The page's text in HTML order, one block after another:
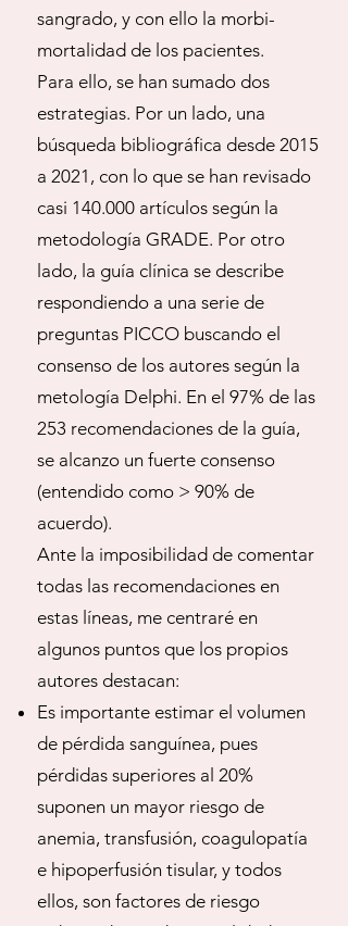
sangrado, y con ello la morbi-
mortalidad de los pacientes.
Para ello, se han sumado dos
estrategias. Por un lado, una
búsqueda bibliográfica desde 2015
a 2021, con lo que se han revisado
casi 140.000 artículos según la
metodología GRADE. Por otro
lado, la guía clínica se describe
respondiendo a una serie de
preguntas PICCO buscando el
consenso de los autores según la
metología Delphi. En el 97% de las
253 recomendaciones de la guía,
se alcanzo un fuerte consenso
(entendido como > 90% de
acuerdo).
Ante la imposibilidad de comentar
todas las recomendaciones en
estas líneas, me centraré en
algunos puntos que los propios
autores destacan:
Es importante estimar el volumen
de pérdida sanguínea, pues
pérdidas superiores al 20%
suponen un mayor riesgo de
anemia, transfusión, coagulopatía
e hipoperfusión tisular, y todos
ellos, son factores de riesgo